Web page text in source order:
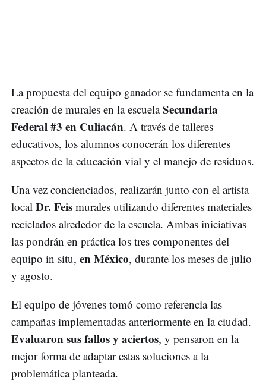
La propuesta del equipo ganador se fundamenta en la
creación de murales en la escuelaSecundaria
Federal #3 en Culiacán. A través de talleres
educativos, los alumnos conocerán los diferentes
aspectos de la educación vial y el manejo de residuos.
Una vez concienciados, realizarán junto con el artista
local Dr. Feis murales utilizando diferentes materiales
reciclados alrededor de la escuela. Ambas iniciativas
las pondrán en práctica los tres componentes del
equipo in situ, en México, durante los meses de julio
y agosto.
El equipo de jóvenes tomó como referencia las
campañas implementadas anteriormente en la ciudad.
Evaluaron sus fallos y aciertos, y pensaron en la
mejor forma de adaptar estas soluciones a la
problemática planteada.